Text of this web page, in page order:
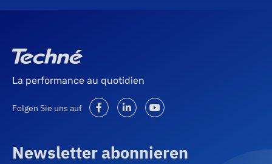
La performance au quotidien
Folgen Sie uns auf
Newsletter abonnieren